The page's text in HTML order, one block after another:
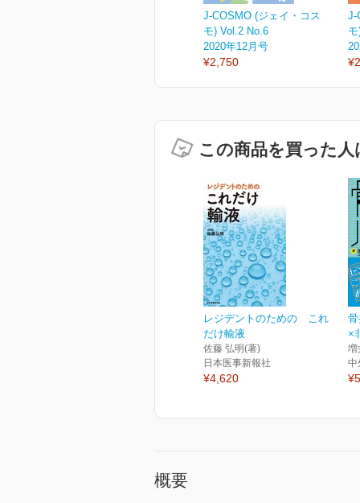
J-COSMO (ジェイ・コス
モ) Vol.2 No.6
2020年12月号
¥2,750
J-
この商品を買った
レジデントのための これ
だけ輸液
佐藤 弘明(著)
日本医事新報社
¥4,620
×
増
中
概要